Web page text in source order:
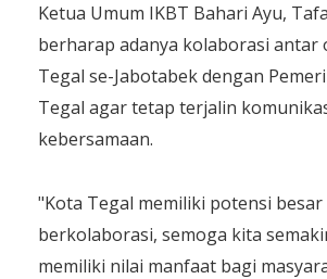
Ketua Umum IKBT Bahari Ayu,
berharap adanya kolaborasi
Tegal se-Jabotabek dengan
Tegal agar tetap terjalin
kebersamaan.
"Kota Tegal memiliki potensi
berkolaborasi, semoga kita
memiliki nilai manfaat bagi